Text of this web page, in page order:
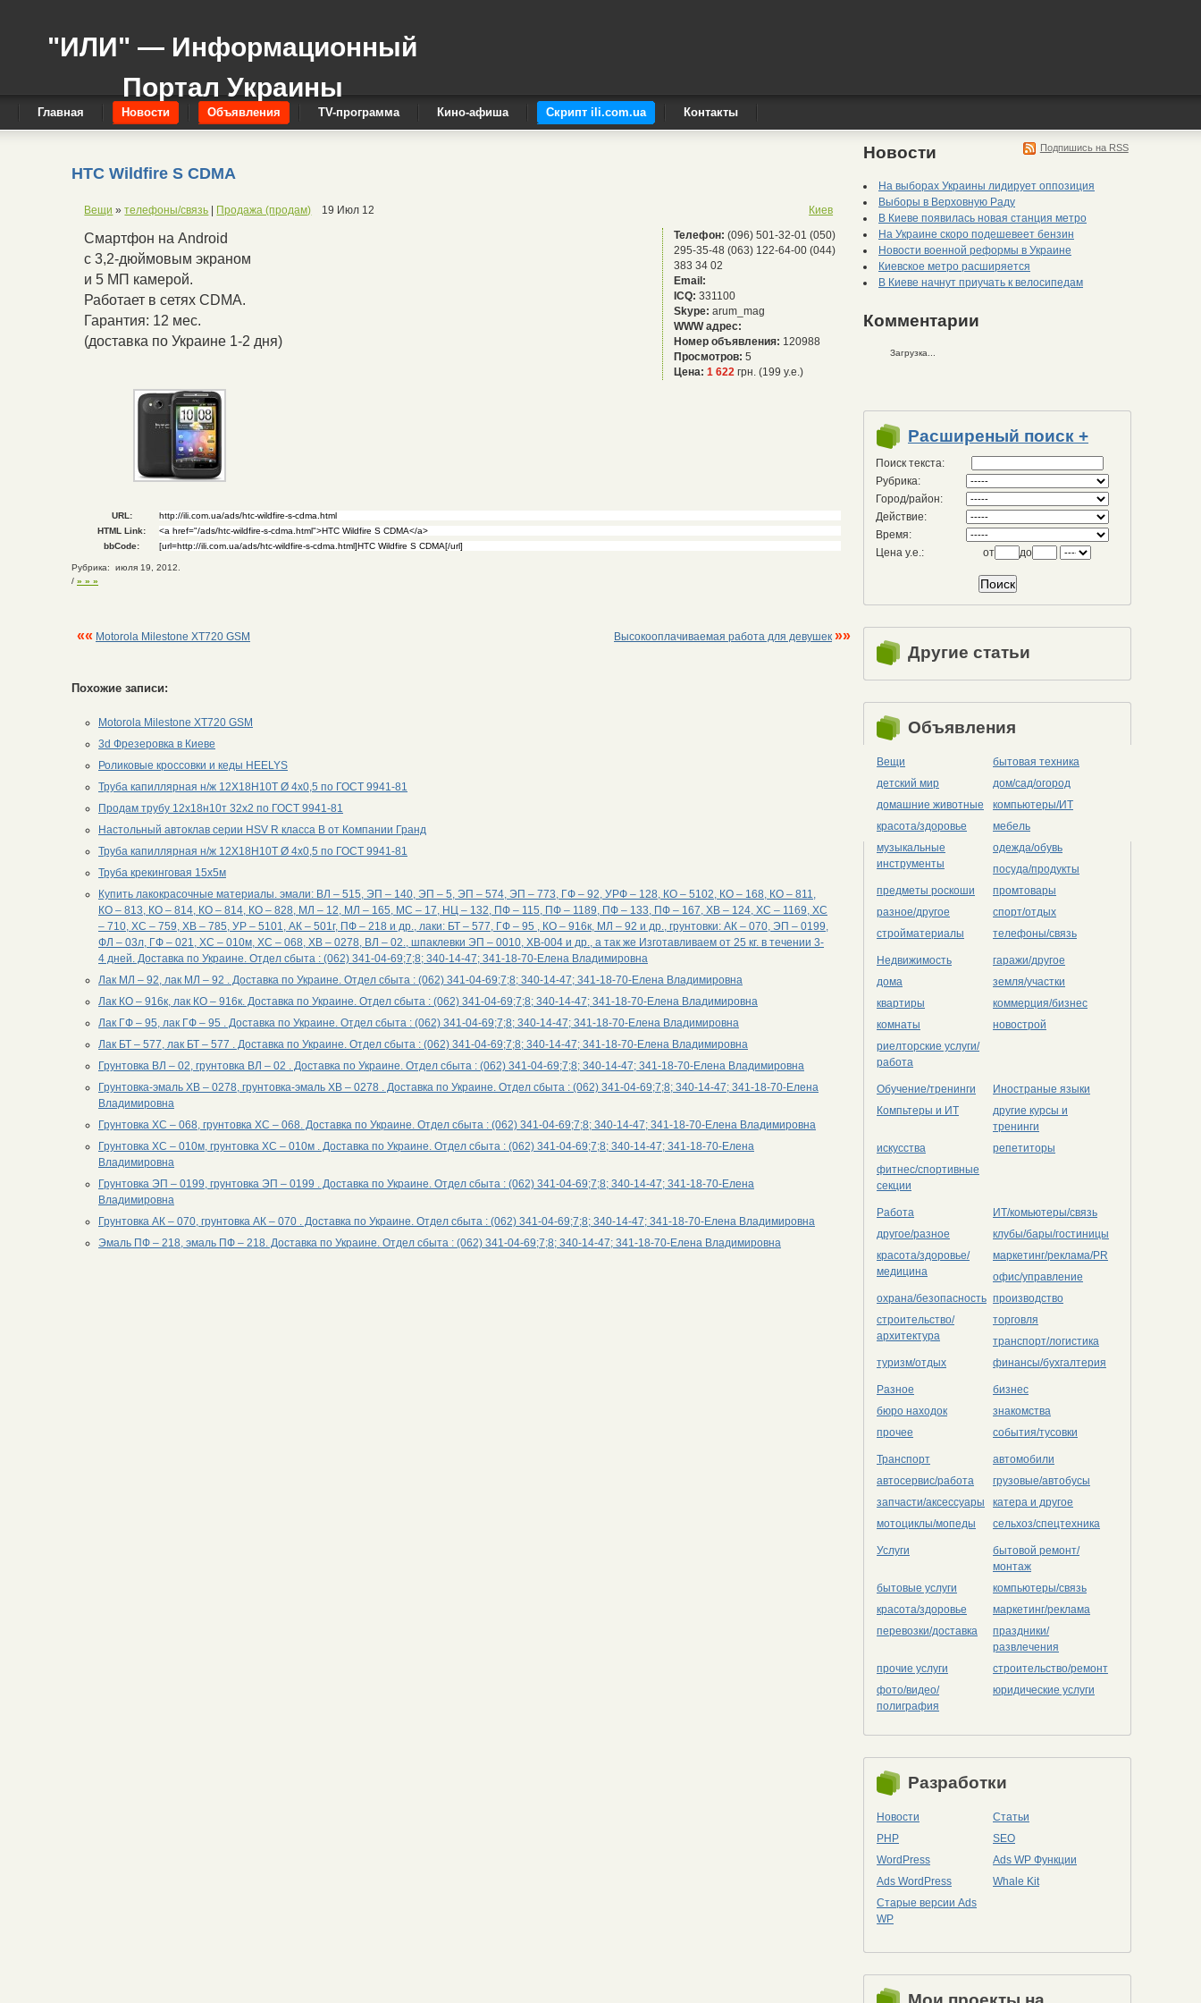
"ИЛИ" — Информационный
Портал Украины
Главная Новости Объявления TV-программа Кино-афиша Скрипт ili.com.ua Контакты
HTC Wildfire S CDMA
Вещи »телефоны/связь Продажа (продам) 19 Июл 12 Киев
Смартфон на Android
с 3,2-дюймовым экраном
и 5 МП камерой.
Работает в сетях CDMA.
Гарантия: 12 мес.
(доставка по Украине 1-2 дня)
Телефон: (096) 501-32-01 (050)
295-35-48 (063) 122-64-00 (044)
383 34 02
Email:
ICQ: 331100
Skype: arum_mag
WWW адрес:
Номер объявления: 120988
Просмотров: 5
Цена: 1 622 грн. (199 у.е.)
URL:
HTML Link:
bbCode:
Рубрика: июля 19, 2012.
/ » » »
«« Motorola Milestone XT720 GSM Высокооплачиваемая работа для девушек »»
Похожие записи:
Motorola Milestone XT720 GSM
3d Фрезеровка в Киеве
Роликовые кроссовки и кеды HEELYS
Труба капиллярная н/ж 12Х18Н10Т Ø 4х0,5 по ГОСТ 9941-81
Продам трубу 12х18н10т 32х2 по ГОСТ 9941-81
Настольный автоклав серии HSV R класса В от Компании Гранд
Труба капиллярная н/ж 12Х18Н10Т Ø 4х0,5 по ГОСТ 9941-81
Труба крекинговая 15х5м
Купить лакокрасочные материалы. эмали: ВЛ – 515, ЭП – 140, ЭП – 5, ЭП – 574, ЭП – 773, ГФ – 92, УРФ – 128, КО – 5102, КО – 168, КО – 811,
КО – 813, КО – 814, КО – 814, КО – 828, МЛ – 12, МЛ – 165, МС – 17, НЦ – 132, ПФ – 115, ПФ – 1189, ПФ – 133, ПФ – 167, ХВ – 124, ХС – 1169, ХС
– 710, ХС – 759, ХВ – 785, УР – 5101, АК – 501г, ПФ – 218 и др., лаки: БТ – 577, ГФ – 95 , КО – 916к, МЛ – 92 и др., грунтовки: АК – 070, ЭП – 0199,
ФЛ – 03л, ГФ – 021, ХС – 010м, ХС – 068, ХВ – 0278, ВЛ – 02., шпаклевки ЭП – 0010, ХВ-004 и др., а так же Изготавливаем от 25 кг. в течении 3-
4 дней. Доставка по Украине. Отдел сбыта : (062) 341-04-69;7;8; 340-14-47; 341-18-70-Елена Владимировна
Лак МЛ – 92, лак МЛ – 92 . Доставка по Украине. Отдел сбыта : (062) 341-04-69;7;8; 340-14-47; 341-18-70-Елена Владимировна
Лак КО – 916к, лак КО – 916к. Доставка по Украине. Отдел сбыта : (062) 341-04-69;7;8; 340-14-47; 341-18-70-Елена Владимировна
Лак ГФ – 95, лак ГФ – 95 . Доставка по Украине. Отдел сбыта : (062) 341-04-69;7;8; 340-14-47; 341-18-70-Елена Владимировна
Лак БТ – 577, лак БТ – 577 . Доставка по Украине. Отдел сбыта : (062) 341-04-69;7;8; 340-14-47; 341-18-70-Елена Владимировна
Грунтовка ВЛ – 02, грунтовка ВЛ – 02 . Доставка по Украине. Отдел сбыта : (062) 341-04-69;7;8; 340-14-47; 341-18-70-Елена Владимировна
Грунтовка-эмаль ХВ – 0278, грунтовка-эмаль ХВ – 0278 . Доставка по Украине. Отдел сбыта : (062) 341-04-69;7;8; 340-14-47; 341-18-70-Елена
Владимировна
Грунтовка ХС – 068, грунтовка ХС – 068. Доставка по Украине. Отдел сбыта : (062) 341-04-69;7;8; 340-14-47; 341-18-70-Елена Владимировна
Грунтовка ХС – 010м, грунтовка ХС – 010м . Доставка по Украине. Отдел сбыта : (062) 341-04-69;7;8; 340-14-47; 341-18-70-Елена
Владимировна
Грунтовка ЭП – 0199, грунтовка ЭП – 0199 . Доставка по Украине. Отдел сбыта : (062) 341-04-69;7;8; 340-14-47; 341-18-70-Елена
Владимировна
Грунтовка АК – 070, грунтовка АК – 070 . Доставка по Украине. Отдел сбыта : (062) 341-04-69;7;8; 340-14-47; 341-18-70-Елена Владимировна
Эмаль ПФ – 218, эмаль ПФ – 218. Доставка по Украине. Отдел сбыта : (062) 341-04-69;7;8; 340-14-47; 341-18-70-Елена Владимировна
Подпишись на RSS
Новости
На выборах Украины лидирует оппозиция
Выборы в Верховную Раду
В Киеве появилась новая станция метро
На Украине скоро подешевеет бензин
Новости военной реформы в Украине
Киевское метро расширяется
В Киеве начнут приучать к велосипедам
Комментарии
Загрузка...
Расширеный поиск +
Поиск текста:
Рубрика:
Город/район:
Действие:
Время:
Цена у.е.:
от до
Другие статьи
Объявления
Вещи
бытовая техника
детский мир
дом/сад/огород
домашние животные
компьютеры/ИТ
красота/здоровье
мебель
музыкальные
инструменты
одежда/обувь
посуда/продукты
предметы роскоши
промтовары
разное/другое
спорт/отдых
стройматериалы
телефоны/связь
Недвижимость
гаражи/другое
дома
земля/участки
квартиры
коммерция/бизнес
комнаты
новострой
риелторские услуги/
работа
Обучение/тренинги
Иностраные языки
Компьтеры и ИТ
другие курсы и
тренинги
искусства
репетиторы
фитнес/спортивные
секции
Работа
ИТ/комьютеры/связь
другое/разное
клубы/бары/гостиницы
красота/здоровье/
медицина
маркетинг/реклама/PR
офис/управление
охрана/безопасность производство
строительство/
архитектура
торговля
транспорт/логистика
туризм/отдых
финансы/бухгалтерия
Разное
бизнес
бюро находок
знакомства
прочее
события/тусовки
Транспорт
автомобили
автосервис/работа
грузовые/автобусы
запчасти/аксессуары
катера и другое
мотоциклы/мопеды
сельхоз/cпецтехника
Услуги
бытовой ремонт/
монтаж
бытовые услуги
компьютеры/cвязь
красота/здоровье
маркетинг/реклама
перевозки/доставка
праздники/
развлечения
прочие услуги
строительство/ремонт
фото/видео/
полиграфия
юридические услуги
Разработки
Новости
Статьи
PHP
SEO
WordPress
Ads WP Функции
Ads WordPress
Whale Kit
Старые версии Ads
WP